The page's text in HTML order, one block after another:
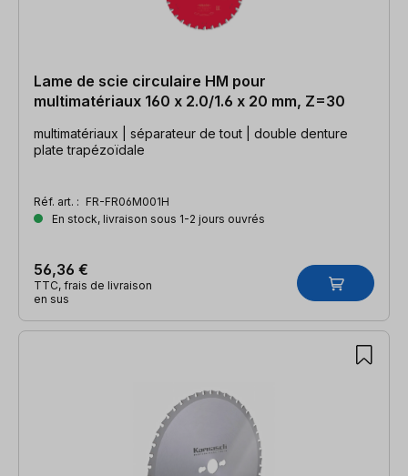
Lame de scie circulaire HM pour
multimatériaux 160 x 2.0/1.6 x 20 mm, Z=30
multimatériaux | séparateur de tout | double denture
plate trapézoïdale
Réf. art. : FR-FR06M001H
En stock, livraison sous 1-2 jours ouvrés
56,36 €
TTC, frais de livraison
en sus